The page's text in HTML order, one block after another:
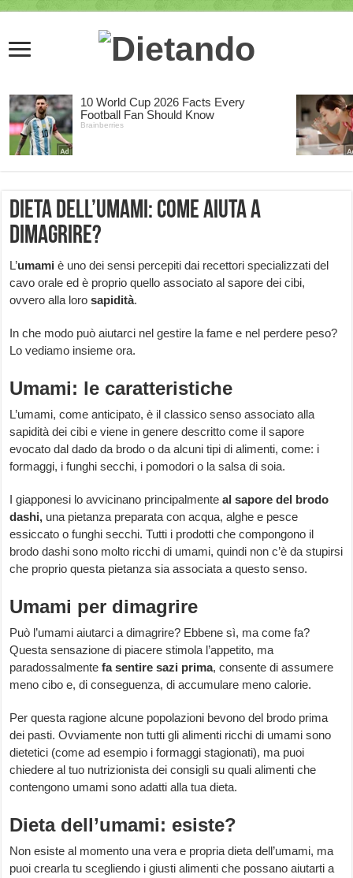
Dieta dell’umami: come aiuta a
dimagrire?
L’umami è uno dei sensi percepiti dai recettori specializzati del
cavo orale ed è proprio quello associato al sapore dei cibi,
ovvero alla lorosapidità.
In che modo può aiutarci nel gestire la fame e nel perdere peso?
Lo vediamo insieme ora.
Umami: le caratteristiche
L’umami, come anticipato, è il classico senso associato alla
sapidità dei cibi e viene in genere descritto come il sapore
evocato dal dado da brodo o da alcuni tipi di alimenti, come: i
formaggi, i funghi secchi, i pomodori o la salsa di soia.
I giapponesi lo avvicinano principalmenteal sapore del brodo
dashi, una pietanza preparata con acqua, alghe e pesce
essiccato o funghi secchi. Tutti i prodotti che compongono il
brodo dashi sono molto ricchi di umami, quindi non c’è da stupirsi
che proprio questa pietanza sia associata a questo senso.
Umami per dimagrire
Può l’umami aiutarci a dimagrire? Ebbene sì, ma come fa?
Questa sensazione di piacere stimola l’appetito, ma
paradossalmentefa sentire sazi prima, consente di assumere
meno cibo e, di conseguenza, di accumulare meno calorie.
Per questa ragione alcune popolazioni bevono del brodo prima
dei pasti. Ovviamente non tutti gli alimenti ricchi di umami sono
dietetici (come ad esempio i formaggi stagionati), ma puoi
chiedere al tuo nutrizionista dei consigli su quali alimenti che
contengono umami sono adatti alla tua dieta.
Dieta dell’umami: esiste?
Non esiste al momento una vera e propria dieta dell’umami, ma
puoi crearla tu scegliendo i giusti alimenti che possano aiutarti a